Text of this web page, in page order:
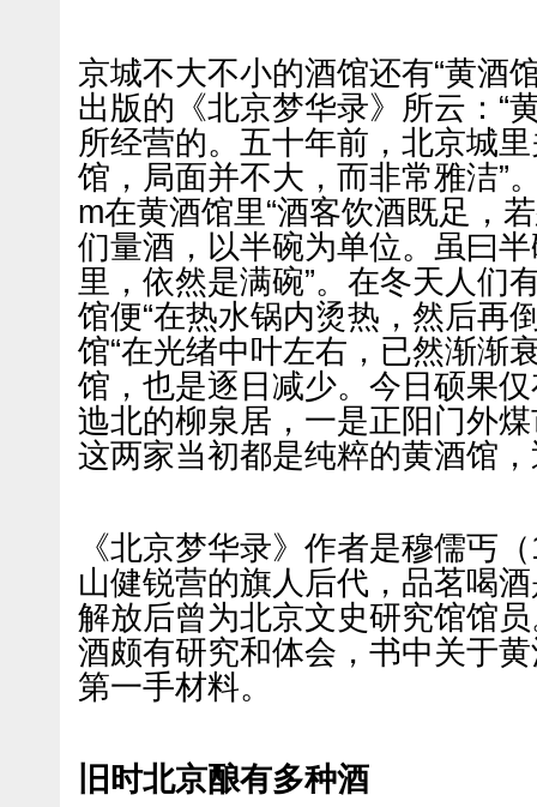
京城不大不小的酒馆还有“黄酒
出版的《北京梦华录》所云：“
所经营的。五十年前，北京城
馆，局面并不大，而非常雅洁”
m在黄酒馆里“酒客饮酒既足，
们量酒，以半碗为单位。虽曰
里，依然是满碗”。在冬天人们
馆便“在热水锅内烫热，然后再
馆“在光绪中叶左右，已然渐渐
馆，也是逐日减少。今日硕果
迆北的柳泉居，一是正阳门外
这两家当初都是纯粹的黄酒馆
《北京梦华录》作者是穆儒丐
山健锐营的旗人后代，品茗喝
解放后曾为北京文史研究馆馆
酒颇有研究和体会，书中关于
第一手材料。
旧时北京酿有多种酒